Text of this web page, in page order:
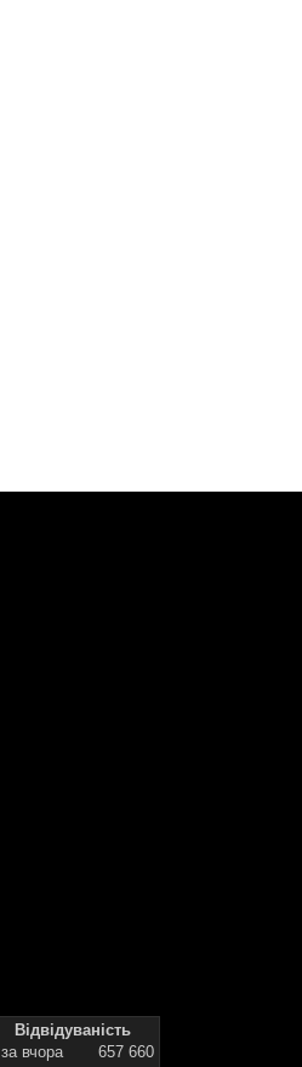
Відвідуваність
за вчора
657 660